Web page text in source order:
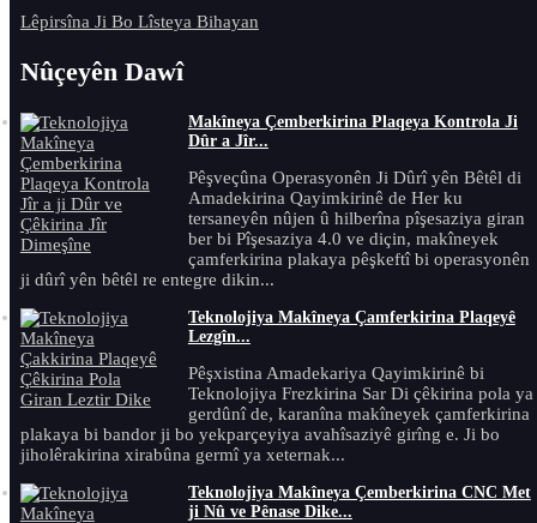
Lêpirsîna Ji Bo Lîsteya Bihayan
Nûçeyên Dawî
Makîneya Çemberkirina Plaqeya Kontrola Ji
Dûr a Jîr...
Pêşveçûna Operasyonên Ji Dûrî yên Bêtêl di
Amadekirina Qayimkirinê de Her ku
tersaneyên nûjen û hilberîna pîşesaziya giran
ber bi Pîşesaziya 4.0 ve diçin, makîneyek
çamferkirina plakaya pêşkeftî bi operasyonên
ji dûrî yên bêtêl re entegre dikin...
Teknolojiya Makîneya Çamferkirina Plaqeyê
Lezgîn...
Pêşxistina Amadekariya Qayimkirinê bi
Teknolojiya Frezkirina Sar Di çêkirina pola ya
gerdûnî de, karanîna makîneyek çamferkirina
plakaya bi bandor ji bo yekparçeyiya avahîsaziyê girîng e. Ji bo
jiholêrakirina xirabûna germî ya xeternak...
Teknolojiya Makîneya Çemberkirina CNC Met
ji Nû ve Pênase Dike...